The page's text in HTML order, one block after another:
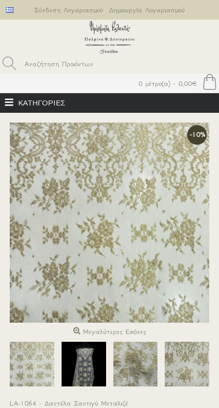
Σύνδεση Λογαριασμού Δημιουργία Λογαριασμού
0 μέτρο(α) - 0,00€
ΚΑΤΗΓΟΡΙΕΣ
-10%
Μεγαλύτερες Εικόνες
LA-1064 - Δαντέλα Σαντιγύ Μεταλιζέ